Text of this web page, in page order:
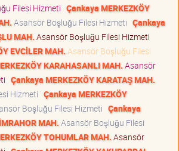
Filesi Hizmeti Çankaya MERKEZKÖY
Asansör Boşluğu Filesi Hizmeti Çankaya
MAH. Asansör Boşluğu Filesi Hizmeti
EVCİLER MAH. Asansör Boşluğu Filesi
KARAHASANLI MAH. Asansör
Çankaya MERKEZKÖY KARATAŞ MAH.
Hizmeti Çankaya MERKEZKÖY
Boşluğu Filesi Hizmeti Çankaya
MAH. Asansör Boşluğu Filesi
TOHUMLAR MAH. Asansör